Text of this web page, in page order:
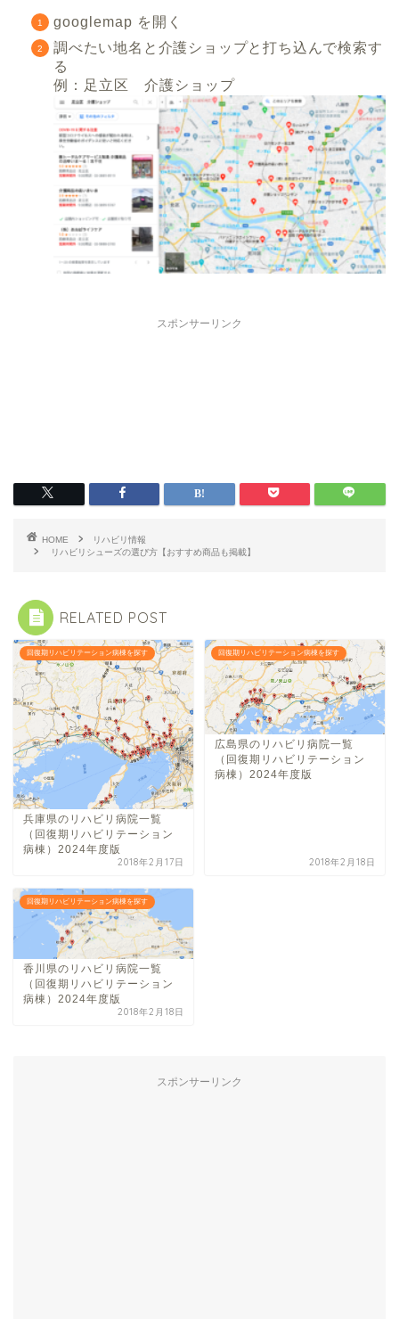
googlemap を開く
調べたい地名と介護ショップと打ち込んで検索す
る
例：足立区 介護ショップ
スポンサーリンク
HOME
リハビリ情報
リハビリシューズの選び方【おすすめ商品も掲載】
RELATED POST
回復期リハビリテーション病棟を探す
兵庫県のリハビリ病院一覧
（回復期リハビリテーション
病棟）2024年度版
2018年2月17日
回復期リハビリテーション病棟を探す
広島県のリハビリ病院一覧
（回復期リハビリテーション
病棟）2024年度版
2018年2月18日
回復期リハビリテーション病棟を探す
香川県のリハビリ病院一覧
（回復期リハビリテーション
病棟）2024年度版
2018年2月18日
スポンサーリンク